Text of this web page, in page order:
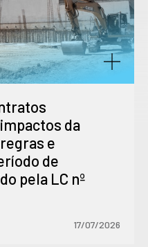
da
e
de
pela LC nº
17/07/2026